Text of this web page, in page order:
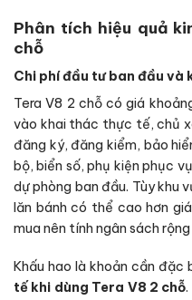
Phân tích hiệu quả
chỗ
Chi phí đầu tư ban đầu và
Tera V8 2 chỗ có giá
vào khai thác thực tế, chủ
đăng ký, đăng kiểm, bảo
bộ, biển số, phụ kiện phục
dự phòng ban đầu. Tùy khu
lăn bánh có thể cao hơn
mua nên tính ngân sách
Khấu hao là khoản cần đặc
tế khi dùng Tera V8 2 chỗ